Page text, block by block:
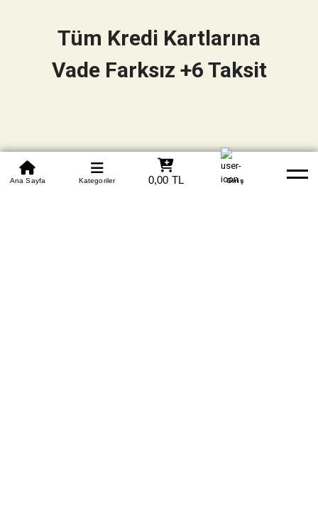
0850 305 09 70
Beden Tablosu Banka Hesapları Whatsapp Yardım
Ana Sayfa Kategoriler 0,00 TL Giriş
Tüm Kredi Kartlarına
Vade Farksız +6 Taksit